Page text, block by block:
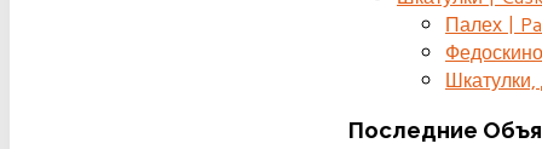
Палех |
Последние